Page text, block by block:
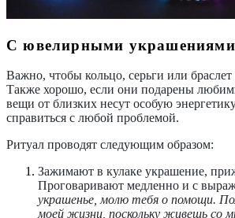
С ювелирными украшениями
Важно, чтобы кольцо, серьги или
Также хорошо, если они подарены
вещи от близких несут особую
справиться с любой проблемой.
Ритуал проводят следующим образом:
Зажимают в кулаке украшение,
Проговаривают медленно и с
украшенье, молю тебя о помощи.
моей жизни, поскольку живешь со